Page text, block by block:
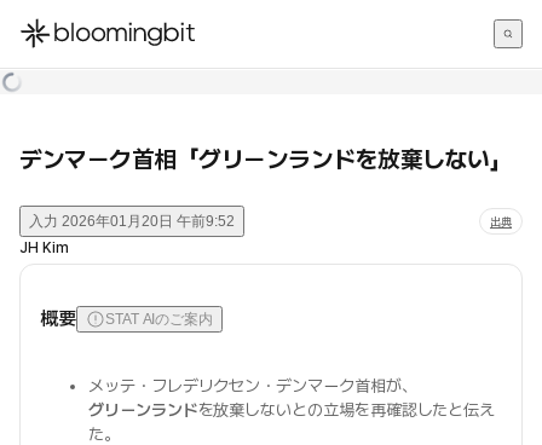
한국어
デンマーク首相「グリーンランドを放棄しない」
入力 2026年01月20日 午前9:52 出典
JH Kim
概要 STAT AIのご案内
メッテ・フレデリクセン・デンマーク首相が、
グリーンランドを放棄しないとの立場を再確認したと伝え
た。